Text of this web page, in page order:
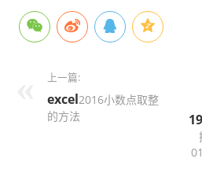
上一篇:
excel2016小数点取整
的方法